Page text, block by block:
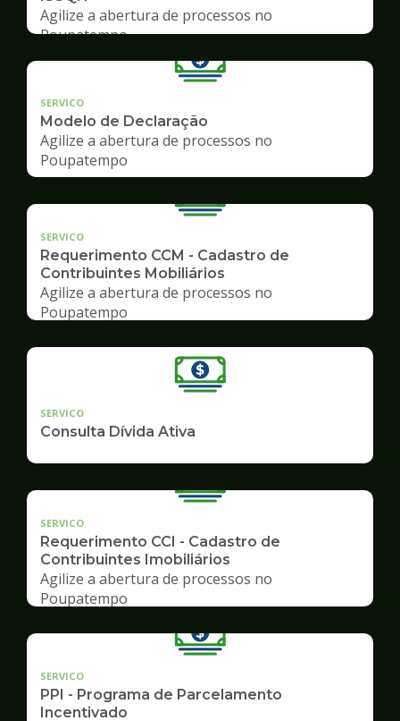
Agilize a abertura de processos no
Poupatempo
SERVICO
Modelo de Declaração
Agilize a abertura de processos no
Poupatempo
SERVICO
Requerimento CCM - Cadastro de
Contribuintes Mobiliários
Agilize a abertura de processos no
Poupatempo
SERVICO
Consulta Dívida Ativa
SERVICO
Requerimento CCI - Cadastro de
Contribuintes Imobiliários
Agilize a abertura de processos no
Poupatempo
SERVICO
PPI - Programa de Parcelamento
Incentivado